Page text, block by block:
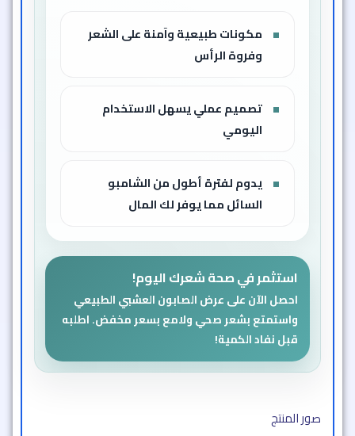
مكونات طبيعية وآمنة على الشعر
وفروة الرأس
تصميم عملي يسهل الاستخدام
اليومي
يدوم لفترة أطول من الشامبو
السائل مما يوفر لك المال
استثمر في صحة شعرك اليوم!
احصل الآن على عرض الصابون العشبي الطبيعي
واستمتع بشعر صحي ولامع بسعر مخفض. اطلبه
قبل نفاد الكمية!
صور المنتج​